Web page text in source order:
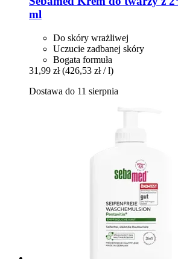
ml
Do skóry wrażliwej
Uczucie zadbanej skóry
Bogata formuła
31,99 zł (426,53 zł / l)
Dostawa do 11 sierpnia